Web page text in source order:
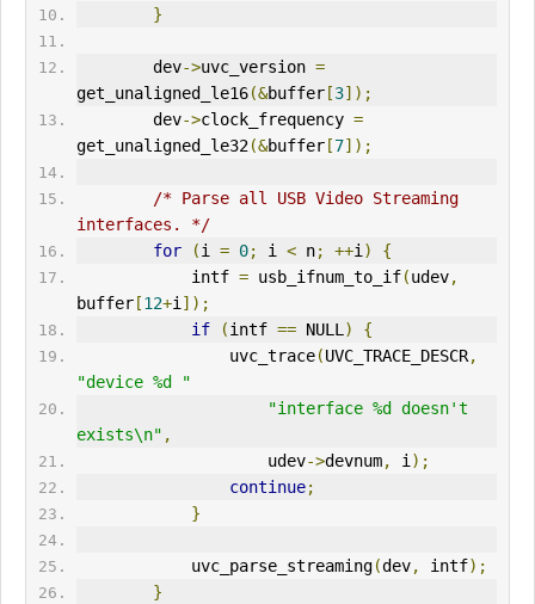
}
        dev
->uvc_version =
get_unaligned_le16(&buffer[3]);
        dev
->clock_frequency =
get_unaligned_le32(&buffer[7]);
/* Parse all USB Video Streaming
interfaces. */
for
(i = 0; i < n; ++i )
{
            intf
= usb_ifnum_to_if(udev,
buffer[12+i ]);
if
(intf == NULL )
{
                uvc_trace
(UVC_TRACE_DESCR,
"device %d "
"interface %d doesn't
exists\n" ,
                    udev
->devnum, i );
continue;
}
            uvc_parse_streaming
(dev, intf);
}